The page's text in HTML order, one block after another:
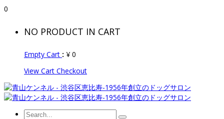
0
NO PRODUCT IN CART
Empty Cart : ¥ 0
View Cart Checkout